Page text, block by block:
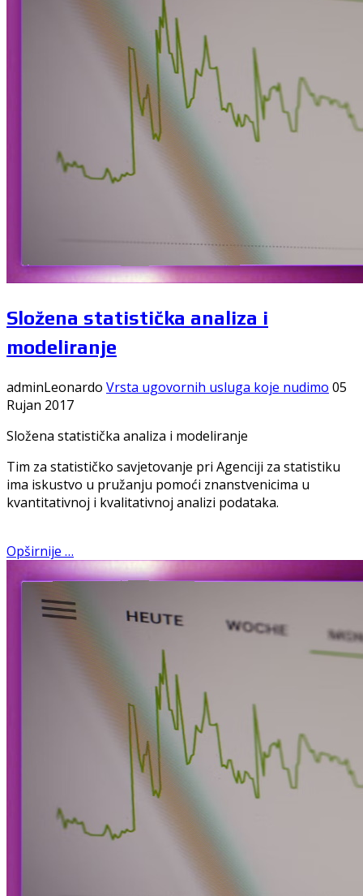
Složena statistička analiza i
modeliranje
adminLeonardo Vrsta ugovornih usluga koje nudimo 05
Rujan 2017
Složena statistička analiza i modeliranje
Tim za statističko savjetovanje pri Agenciji za statistiku
ima iskustvo u pružanju pomoći znanstvenicima u
kvantitativnoj i kvalitativnoj analizi podataka.
Opširnije …